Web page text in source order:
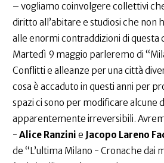
– vogliamo coinvolgere collettivi
diritto all’abitare e studiosi che non
alle enormi contraddizioni di questa
Martedì 9 maggio parleremo di
Conflitti e alleanze per una città
cosa è accaduto in questi anni per
spazi ci sono per modificare alcune
apparentemente irreversibili.
- Alice Ranzini e Jacopo Lareno
de “L’ultima Milano - Cronache dai